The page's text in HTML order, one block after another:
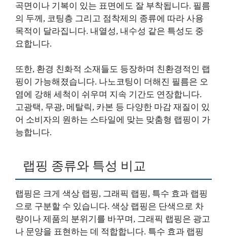
곡면이나 기복이 있는 표면에도 잘 부착됩니다. 필름
의 두께, 코팅층 그리고 점착제의 종류에 따라 사용
목적이 달라집니다. 내열성, 내수성 같은 특성도 중
요합니다.
또한, 환경 친화적 소재들도 등장하며 친환경적인 랩
핑이 가능해졌습니다. 나노코팅이 더해진 필름은 오
염에 강해 세척이 쉬우며 지속 기간도 연장합니다.
고광택, 무광, 메탈릭, 카본 등 다양한 마감 재질이 있
어 소비자의 원하는 스타일에 맞는 맞춤형 랩핑이 가
능합니다.
랩핑 종류와 특성 비교
랩핑은 크게 색상 랩핑, 그래픽 랩핑, 특수 효과 랩핑
으로 구분할 수 있습니다. 색상 랩핑은 단색으로 차
량이나 제품의 분위기를 바꾸며, 그래픽 랩핑은 광고
나 문양을 표현하는 데 적합합니다. 특수 효과 랩핑